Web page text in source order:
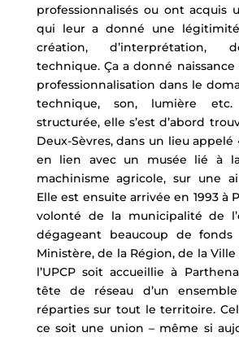
professionnalisés ou ont acquis
qui leur a donné une
création, d’interprétation,
technique. Ça a donné
professionnalisation dans le
technique, son, lumière etc.
structurée, elle s’est d’abord
Deux-Sèvres, dans un lieu appelé
en lien avec un musée lié à
machinisme agricole, sur une
Elle est ensuite arrivée en 1993 à
volonté de la municipalité de
dégageant beaucoup de fonds
Ministère, de la Région, de la Ville
l’UPCP soit accueillie à
tête de réseau d’un ensemble
réparties sur tout le territoire.
ce soit une union – même si